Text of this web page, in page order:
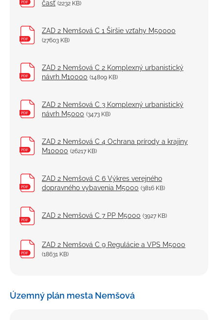
časť (2232 KB)
ZAD 2 Nemšová C 1 Širšie vzťahy M50000
(27603 KB)
ZAD 2 Nemšová C 2 Komplexný urbanistický
návrh M10000 (14809 KB)
ZAD 2 Nemšová C 3 Komplexný urbanistický
návrh M5000 (3473 KB)
ZAD 2 Nemšová C 4 Ochrana prírody a krajiny
M10000 (26217 KB)
ZAD 2 Nemšová C 6 Výkres verejného
dopravného vybavenia M5000 (3816 KB)
ZAD 2 Nemšová C 7 PP M5000 (3927 KB)
ZAD 2 Nemšová C 9 Regulácie a VPS M5000
(18631 KB)
Územný plán mesta Nemšová